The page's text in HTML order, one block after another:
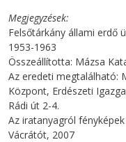
Megjegyzések
Felsőtárkány állami erdő
1953-1963
Összeállította: Mázsa
Az eredeti megtalálható:
Központ, Erdészeti
Rádi út 2-4.
Az iratanyagról
Vácrátót, 2007